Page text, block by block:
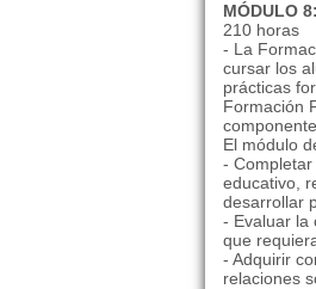
MÓDULO
210 horas
- La
cursar los
prácticas
Formación
El módulo
-
educativo,
desarrollar
- Evaluar la
que
- Adquirir
relaciones